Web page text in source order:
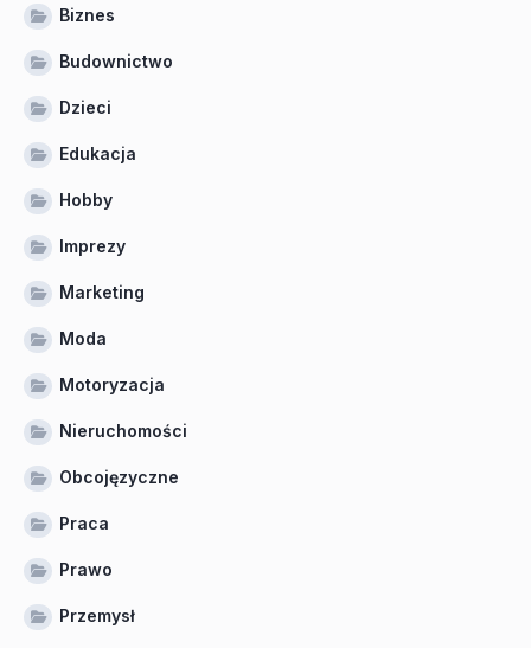
Biznes
Budownictwo
Dzieci
Edukacja
Hobby
Imprezy
Marketing
Moda
Motoryzacja
Nieruchomości
Obcojęzyczne
Praca
Prawo
Przemysł